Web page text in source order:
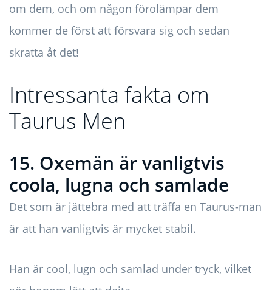
om dem, och om någon förolämpar dem
kommer de först att försvara sig och sedan
skratta åt det!
Intressanta fakta om
Taurus Men
15. Oxemän är vanligtvis
coola, lugna och samlade
Det som är jättebra med att träffa en Taurus-man
är att han vanligtvis är mycket stabil.
Han är cool, lugn och samlad under tryck, vilket